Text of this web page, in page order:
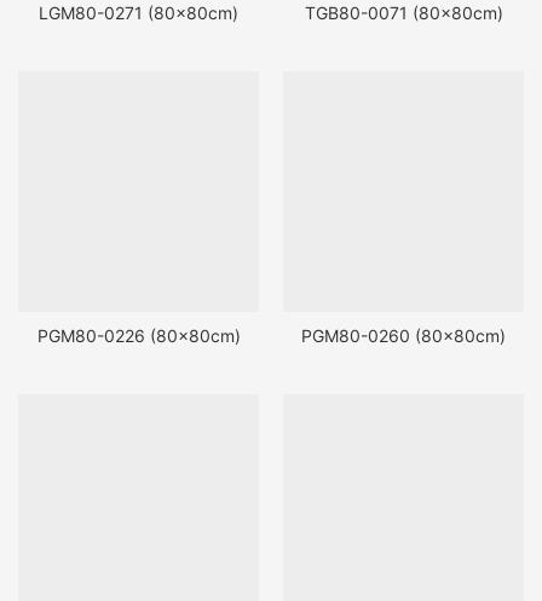
LGM80-0271 (80x80cm) TGB80-0071 (80x80cm)
PGM80-0226 (80x80cm) PGM80-0260 (80x80cm)